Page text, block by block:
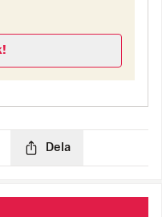
Dela